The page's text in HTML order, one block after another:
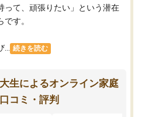
って、頑張りたい」という潜在
す。
続きを読む
生によるオンライン家庭
コミ・評判